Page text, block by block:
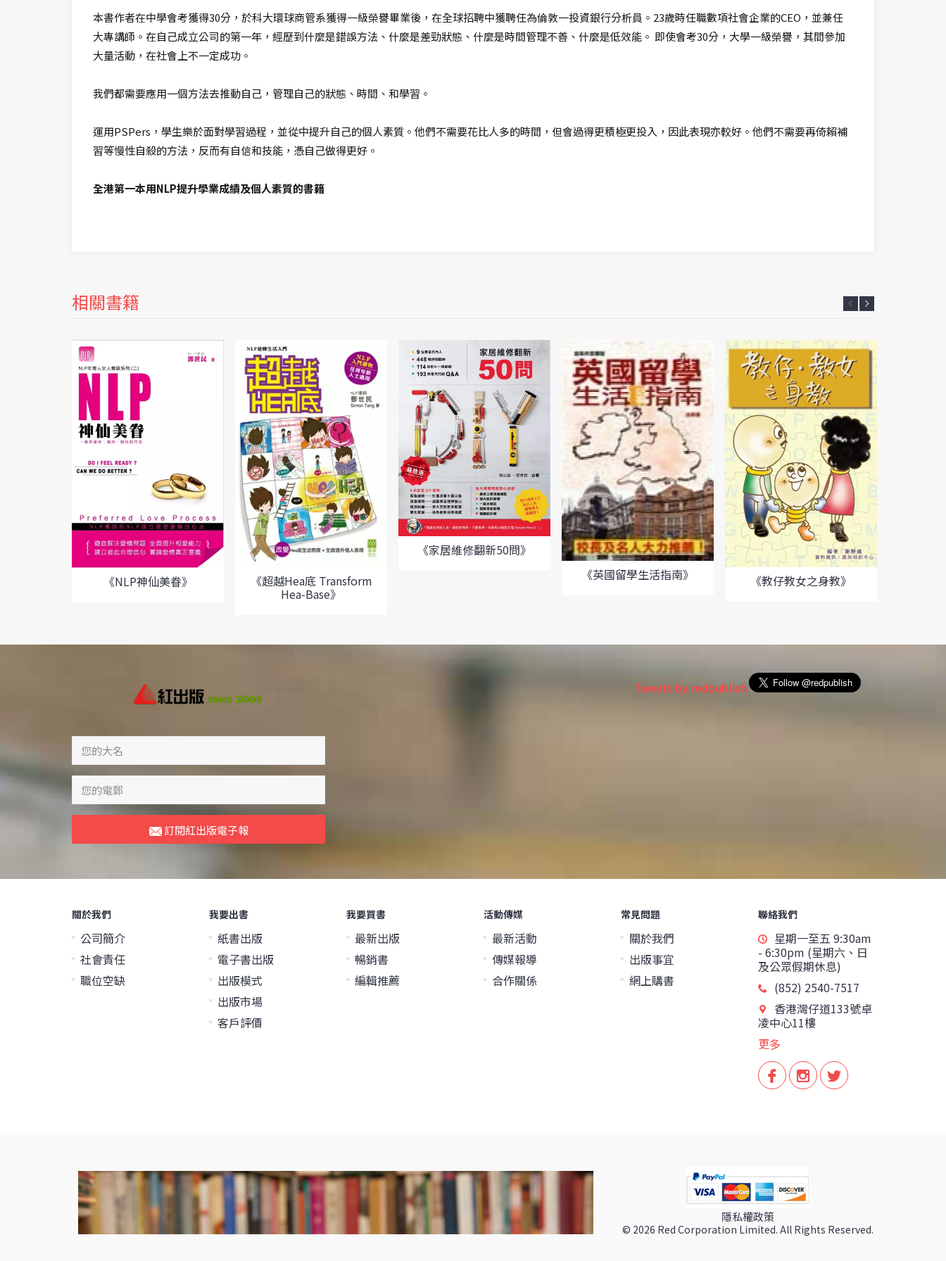
本書作者在中學會考獲得30分，於科大環球商管系獲得一級榮譽畢業後，在全球招聘中獲聘任為倫敦一投資銀行分析員。23歲時任職數項社會企業的CEO，並兼任
大專講師。在自己成立公司的第一年，經歷到什麼是錯誤方法、什麼是差勁狀態、什麼是時間管理不善、什麼是低效能。 即使會考30分，大學一級榮譽，其間參加
大量活動，在社會上不一定成功。
我們都需要應用一個方法去推動自己，管理自己的狀態、時間、和學習。
運用PSPers，學生樂於面對學習過程，並從中提升自己的個人素質。他們不需要花比人多的時間，但會過得更積極更投入，因此表現亦較好。他們不需要再倚賴補
習等慢性自殺的方法，反而有自信和技能，憑自己做得更好。
全港第一本用NLP提升學業成績及個人素質的書籍
相關書籍
《NLP神仙美眷》 《超越Hea底 Transform
Hea-Base》
《家居維修翻新50問》
《英國留學生活指南》
《教仔教女之身教》
訂閱紅出版電子報
Tweets by redpublish
關於我們
公司簡介
社會責任
職位空缺
我要出書
紙書出版
電子書出版
出版模式
出版市場
客戶評價
我要買書
最新出版
暢銷書
編輯推薦
活動傳媒
最新活動
傳媒報導
合作關係
常見問題
關於我們
出版事宜
網上購書
聯絡我們
星期一至五 9:30am
- 6:30pm (星期六、日
及公眾假期休息)
(852) 2540-7517
香港灣仔道133號卓
凌中心11樓
更多
隱私權政策
© 2026 Red Corporation Limited. All Rights Reserved.